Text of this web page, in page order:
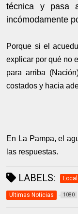
técnica y pasa
incómodamente
Porque si el
explicar por qué no
para arriba
costados y hacia
En La Pampa, el
las respuestas.
LABELS:
Ultimas Noticias 1080